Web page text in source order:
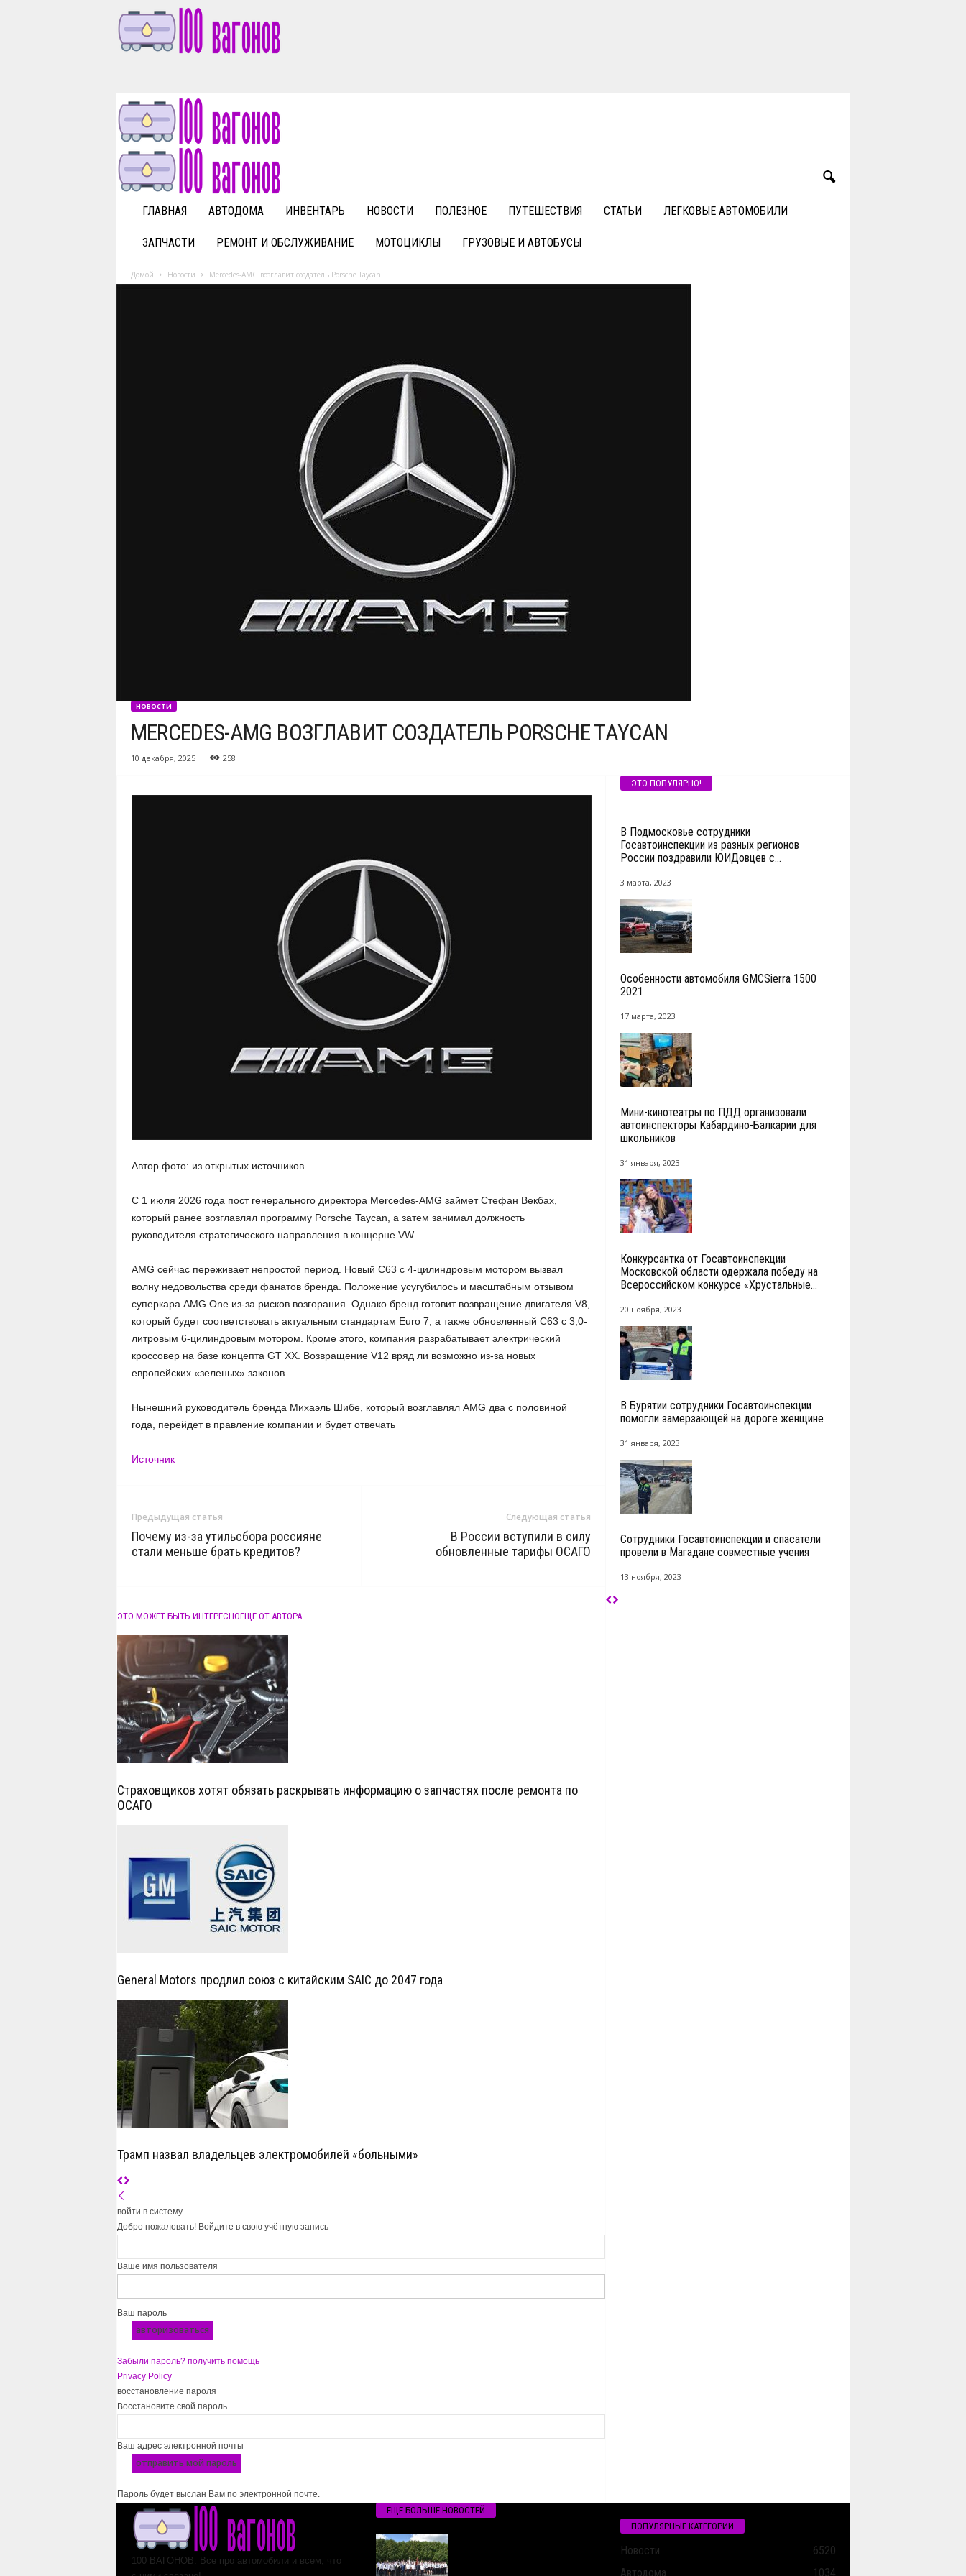
v
a
n
o
ГЛАВНАЯ АВТОДОМА ИНВЕНТАРЬ НОВОСТИ ПОЛЕЗНОЕ ПУТЕШЕСТВИЯ СТАТЬИ ЛЕГКОВЫЕ АВТОМОБИЛИ
ЗАПЧАСТИ РЕМОНТ И ОБСЛУЖИВАНИЕ МОТОЦИКЛЫ ГРУЗОВЫЕ И АВТОБУСЫ
Домой Новости Mercedes-AMG возглавит создатель Porsche Taycan
НОВОСТИ
MERCEDES-AMG ВОЗГЛАВИТ СОЗДАТЕЛЬ PORSCHE TAYCAN
10 декабря, 2025 258
Автор фото: из открытых источников
С 1 июля 2026 года пост генерального директора Mercedes-AMG займет Стефан Векбах,
который ранее возглавлял программу Porsche Taycan, а затем занимал должность
руководителя стратегического направления в концерне VW
AMG сейчас переживает непростой период. Новый C63 с 4-цилиндровым мотором вызвал
волну недовольства среди фанатов бренда. Положение усугубилось и масштабным отзывом
суперкара AMG One из-за рисков возгорания. Однако бренд готовит возвращение двигателя V8,
который будет соответствовать актуальным стандартам Euro 7, а также обновленный C63 с 3,0-
литровым 6-цилиндровым мотором. Кроме этого, компания разрабатывает электрический
кроссовер на базе концепта GT XX. Возвращение V12 вряд ли возможно из-за новых
европейских «зеленых» законов.
Нынешний руководитель бренда Михаэль Шибе, который возглавлял AMG два с половиной
года, перейдет в правление компании и будет отвечать
Источник
Предыдущая статья
Почему из-за утильсбора россияне
стали меньше брать кредитов?
Следующая статья
В России вступили в силу
обновленные тарифы ОСАГО
ЭТО МОЖЕТ БЫТЬ ИНТЕРЕСНОЕЩЕ ОТ АВТОРА
Страховщиков хотят обязать раскрывать информацию о запчастях после ремонта по
ОСАГО
General Motors продлил союз с китайским SAIC до 2047 года
Трамп назвал владельцев электромобилей «больными»
войти в систему
Добро пожаловать! Войдите в свою учётную запись
Ваше имя пользователя
Ваш пароль
Забыли пароль? получить помощь
Privacy Policy
восстановление пароля
Восстановите свой пароль
Ваш адрес электронной почты
Пароль будет выслан Вам по электронной почте.
ЭТО ПОПУЛЯРНО!
В Подмосковье сотрудники
Госавтоинспекции из разных регионов
России поздравили ЮИДовцев с...
3 марта, 2023
Особенности автомобиля GMCSierra 1500
2021
17 марта, 2023
Мини-кинотеатры по ПДД организовали
автоинспекторы Кабардино-Балкарии для
школьников
31 января, 2023
Конкурсантка от Госавтоинспекции
Московской области одержала победу на
Всероссийском конкурсе «Хрустальные...
20 ноября, 2023
В Бурятии сотрудники Госавтоинспекции
помогли замерзающей на дороге женщине
31 января, 2023
Сотрудники Госавтоинспекции и спасатели
провели в Магадане совместные учения
13 ноября, 2023
100 ВАГОНОВ. Все про автомобили и всем, что
ЕЩЁ БОЛЬШЕ НОВОСТЕЙ
ПОПУЛЯРНЫЕ КАТЕГОРИИ
Новости
6520
Автодома
1034